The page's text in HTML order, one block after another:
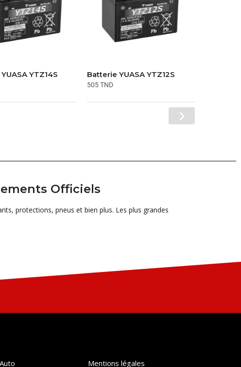
YTZ14S Batterie YUASA YTZ12S
505TND
Officiels
protections, pneus et bien plus. Les plus grandes
Auto Mentions légales